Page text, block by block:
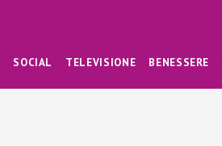
SOCIAL TELEVISIONE BENESSERE